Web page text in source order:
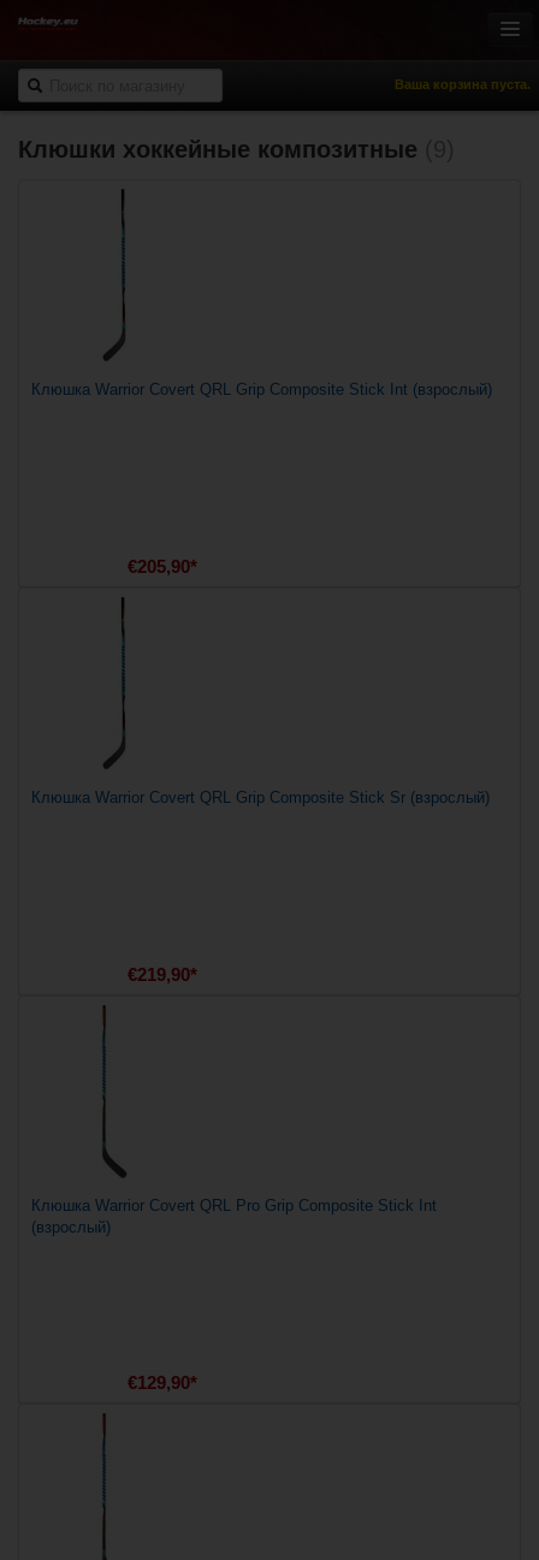
Ваша корзина пуста.
Онлайн-магазин
Роллер-хоккей
Спортивная одежда
Спорт и отдых
НХЛ Фан-зона
% Распродажа
Клюшки хоккейные композитные
Клюшка Warrior Covert QRL Grip Composite Stick Int (взрослый)
€205,90*
Клюшка Warrior Covert QRL Grip Composite Stick Sr (взрослый)
€219,90*
Клюшка Warrior Covert QRL Pro Grip Composite Stick Int
(взрослый)
€129,90*